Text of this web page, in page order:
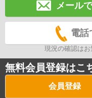
メール
電話
現況の確認はお
無料会員登録はこ
会員登録